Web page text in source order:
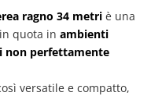
ragno 34 metriè una
quota in ambienti
perfettamente
versatile e compatto,